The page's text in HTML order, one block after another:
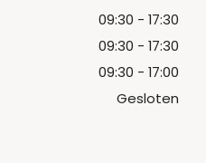
09:30 - 17:30
09:30 - 17:30
09:30 - 17:00
Gesloten